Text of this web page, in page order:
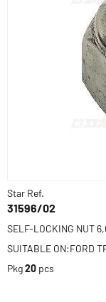
Star Ref.
31596/02
SELF-LOCKING NUT
SUITABLE ON:FORD
Pkg20 pcs